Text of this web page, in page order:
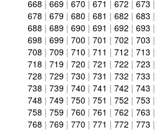
668 | 669 | 670 | 671 | 672 | 673 |
678 | 679 | 680 | 681 | 682 | 683 |
688 | 689 | 690 | 691 | 692 | 693 |
698 | 699 | 700 | 701 | 702 | 703 |
708 | 709 | 710 | 711 | 712 | 713 |
718 | 719 | 720 | 721 | 722 | 723 |
728 | 729 | 730 | 731 | 732 | 733 |
738 | 739 | 740 | 741 | 742 | 743 |
748 | 749 | 750 | 751 | 752 | 753 |
758 | 759 | 760 | 761 | 762 | 763 |
768 | 769 | 770 | 771 | 772 | 773 |